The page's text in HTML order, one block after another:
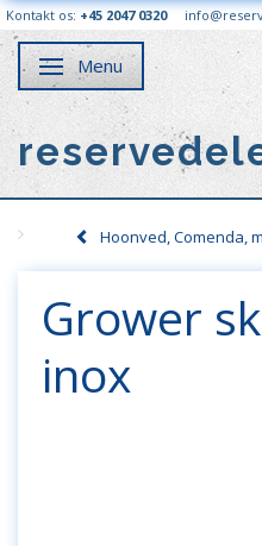
Kontakt os: +45 2047 0320
Skifte navigation
Menu
Hoonved, Comenda,
Grower
inox